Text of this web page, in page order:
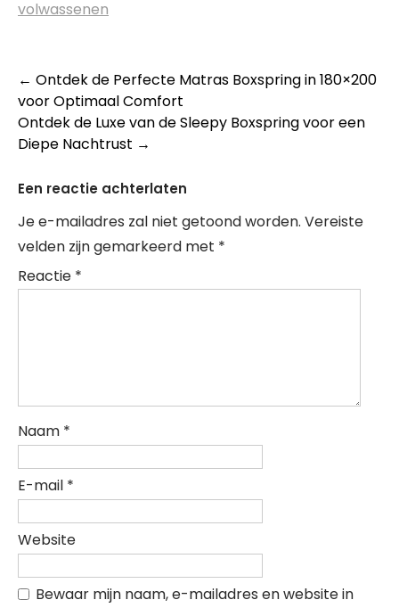
volwassenen
Berichtnavigatie
← Ontdek de Perfecte Matras Boxspring in 180×200
voor Optimaal Comfort
Ontdek de Luxe van de Sleepy Boxspring voor een
Diepe Nachtrust →
Een reactie achterlaten
Je e-mailadres zal niet getoond worden. Vereiste
velden zijn gemarkeerd met *
Reactie *
Naam *
E-mail *
Website
Bewaar mijn naam, e-mailadres en website in